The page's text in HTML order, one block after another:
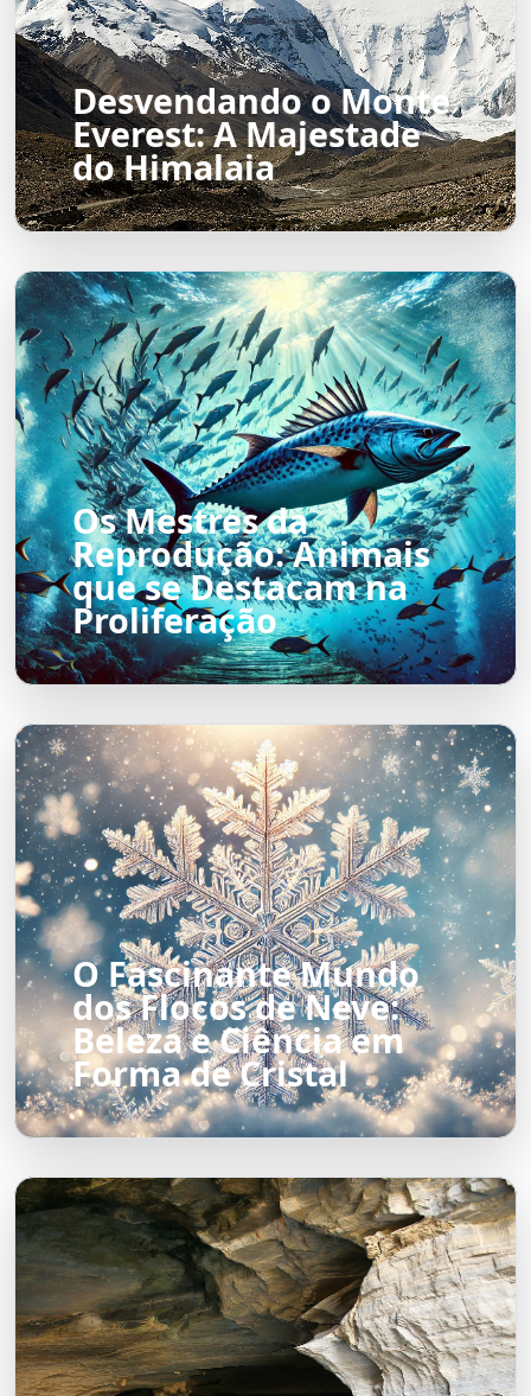
Desvendando o Monte
Everest: A Majestade
do Himalaia
Os Mestres da
Reprodução: Animais
que se Destacam na
Proliferação
O Fascinante Mundo
dos Flocos de Neve:
Beleza e Ciência em
Forma de Cristal